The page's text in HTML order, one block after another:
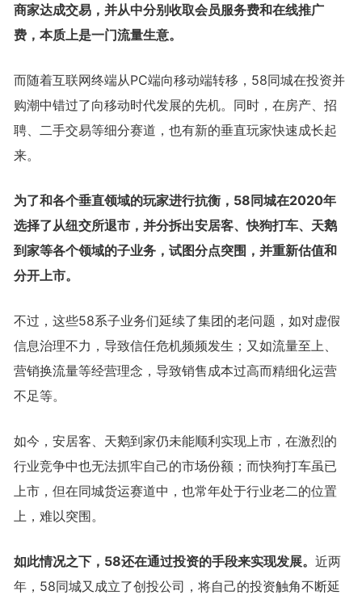
商家达成交易，并从中分别收取会员服务费和在线推广
费，本质上是一门流量生意。
而随着互联网终端从PC端向移动端转移，58同城在投资并
购潮中错过了向移动时代发展的先机。同时，在房产、招
聘、二手交易等细分赛道，也有新的垂直玩家快速成长起
来。
为了和各个垂直领域的玩家进行抗衡，58同城在2020年
选择了从纽交所退市，并分拆出安居客、快狗打车、天鹅
到家等各个领域的子业务，试图分点突围，并重新估值和
分开上市。
不过，这些58系子业务们延续了集团的老问题，如对虚假
信息治理不力，导致信任危机频频发生；又如流量至上、
营销换流量等经营理念，导致销售成本过高而精细化运营
不足等。
如今，安居客、天鹅到家仍未能顺利实现上市，在激烈的
行业竞争中也无法抓牢自己的市场份额；而快狗打车虽已
上市，但在同城货运赛道中，也常年处于行业老二的位置
上，难以突围。
如此情况之下，58还在通过投资的手段来实现发展。 近两
年，58同城又成立了创投公司，将自己的投资触角不断延